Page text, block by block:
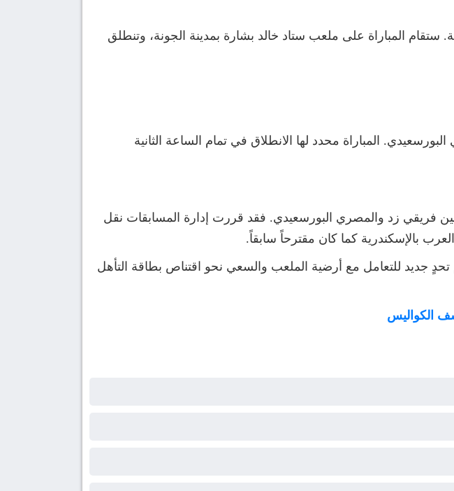
ستقام المباراة على ملعب ستاد خالد بشارة بمدينة الجونة، وتنطلق
المباراة محدد لها الانطلاق في تمام الساعة الثانية
فريقي زد والمصري البورسعيدي. فقد قررت إدارة المسابقات نقل
بالإسكندرية كما كان مقترحاً سابقاً.
تحدٍ جديد للتعامل مع أرضية الملعب والسعي نحو اقتناص بطاقة التأهل
الكواليس